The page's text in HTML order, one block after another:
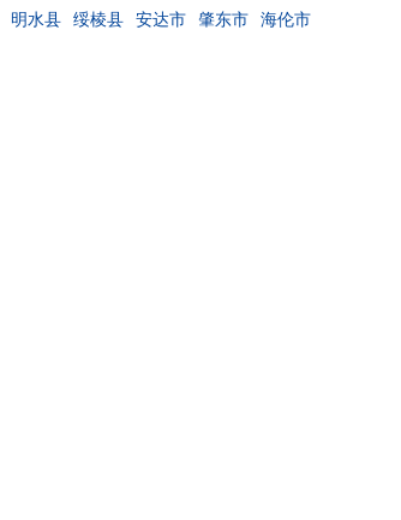
明水县 绥棱县 安达市 肇东市 海伦市